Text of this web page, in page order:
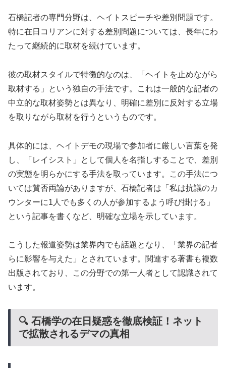
石橋記者の専門分野は、ヘイトスピーチや差別問題です。
特に在日コリアンに対する差別問題については、長年にわ
たって継続的に取材を続けています。
彼の取材スタイルで特徴的なのは、「ヘイトを止めながら
取材する」という独自の手法です。これは一般的な記者の
中立的な取材姿勢とは異なり、明確に差別に反対する立場
を取りながら取材を行うというものです。
具体的には、ヘイトデモの現場で参加者に厳しい言葉を発
し、「レイシスト」として個人を名指しすることで、差別
の実態を明らかにする手法を取っています。この手法につ
いては賛否両論がありますが、石橋記者は「私は抗議のカ
ウンターに1人でも多くの人が参加するよう呼び掛ける」
という記事を書くなど、明確な立場を示しています。
こうした報道姿勢は業界内でも話題となり、「業界の記者
らに影響を与えた」とされています。関連する著書も複数
出版されており、この分野での第一人者として認識されて
います。
🔍 石橋学の在日疑惑を徹底検証！ネット
で拡散されるデマの真相